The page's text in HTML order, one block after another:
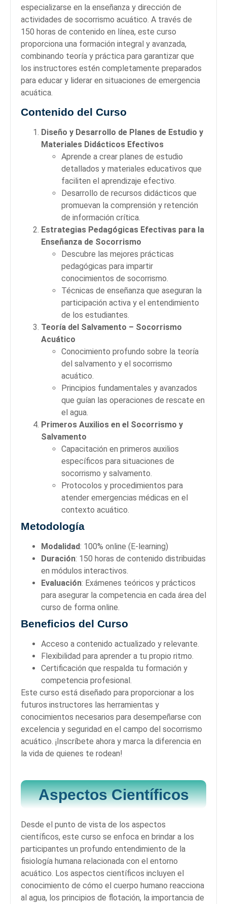
especializarse en la enseñanza y dirección de
actividades de socorrismo acuático. A través de
150 horas de contenido en línea, este curso
proporciona una formación integral y avanzada,
combinando teoría y práctica para garantizar que
los instructores estén completamente preparados
para educar y liderar en situaciones de emergencia
acuática.
Contenido del Curso
Diseño y Desarrollo de Planes de Estudio y
Materiales Didácticos Efectivos
Aprende a crear planes de estudio
detallados y materiales educativos que
faciliten el aprendizaje efectivo.
Desarrollo de recursos didácticos que
promuevan la comprensión y retención
de información crítica.
Estrategias Pedagógicas Efectivas para la
Enseñanza de Socorrismo
Descubre las mejores prácticas
pedagógicas para impartir
conocimientos de socorrismo.
Técnicas de enseñanza que aseguran la
participación activa y el entendimiento
de los estudiantes.
Teoría del Salvamento – Socorrismo
Acuático
Conocimiento profundo sobre la teoría
del salvamento y el socorrismo
acuático.
Principios fundamentales y avanzados
que guían las operaciones de rescate en
el agua.
Primeros Auxilios en el Socorrismo y
Salvamento
Capacitación en primeros auxilios
específicos para situaciones de
socorrismo y salvamento.
Protocolos y procedimientos para
atender emergencias médicas en el
contexto acuático.
Metodología
Modalidad: 100% online (E-learning)
Duración: 150 horas de contenido distribuidas
en módulos interactivos.
Evaluación: Exámenes teóricos y prácticos
para asegurar la competencia en cada área del
curso de forma online.
Beneficios del Curso
Acceso a contenido actualizado y relevante.
Flexibilidad para aprender a tu propio ritmo.
Certificación que respalda tu formación y
competencia profesional.
Este curso está diseñado para proporcionar a los
futuros instructores las herramientas y
conocimientos necesarios para desempeñarse con
excelencia y seguridad en el campo del socorrismo
acuático. ¡Inscríbete ahora y marca la diferencia en
la vida de quienes te rodean!
Aspectos Científicos
Desde el punto de vista de los aspectos
científicos, este curso se enfoca en brindar a los
participantes un profundo entendimiento de la
fisiología humana relacionada con el entorno
acuático. Los aspectos científicos incluyen el
conocimiento de cómo el cuerpo humano reacciona
al agua, los principios de flotación, la importancia de